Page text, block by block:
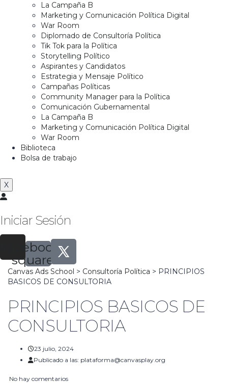
La Campaña B
Marketing y Comunicación Política Digital
War Room
Diplomado de Consultoría Política
Tik Tok para la Política
Storytelling Político
Aspirantes y Candidatos
Estrategia y Mensaje Político
Campañas Políticas
Community Manager para la Política
Comunicación Gubernamental
La Campaña B
Marketing y Comunicación Política Digital
War Room
Biblioteca
Bolsa de trabajo
X
Iniciar Sesión
Facebook-
square
Canvas Ads School > Consultoría Política > PRINCIPIOS
BASICOS DE CONSULTORIA
PRINCIPIOS BASICOS DE
CONSULTORIA
23 julio, 2024
Publicado a las: plataforma@canvasplay.org
No hay comentarios